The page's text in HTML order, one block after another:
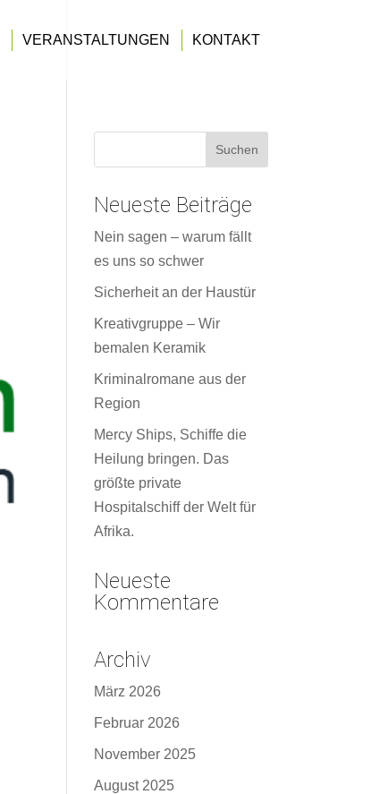
VERANSTALTUNGEN KONTAKT
Neueste Beiträge
Nein sagen – warum fällt
es uns so schwer
Sicherheit an der Haustür
Kreativgruppe – Wir
bemalen Keramik
Kriminalromane aus der
Region
Mercy Ships, Schiffe die
Heilung bringen. Das
größte private
Hospitalschiff der Welt für
Afrika.
Neueste
Kommentare
Archiv
März 2026
Februar 2026
November 2025
August 2025